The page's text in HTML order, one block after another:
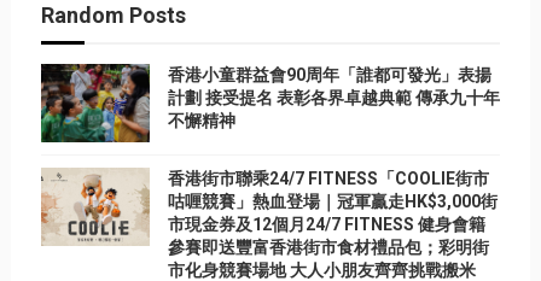
Random Posts
香港小童群益會90周年「誰都可發光」表揚
計劃 接受提名 表彰各界卓越典範 傳承九十年
不懈精神
香港街市聯乘24/7 FITNESS「COOLIE街市
咕喱競賽」熱血登場｜冠軍贏走HK$3,000街
市現金券及12個月24/7 FITNESS 健身會籍
參賽即送豐富香港街市食材禮品包；彩明街
市化身競賽場地 大人小朋友齊齊挑戰搬米